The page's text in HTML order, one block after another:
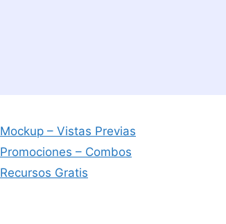
Mockup – Vistas Previas
Promociones – Combos
Recursos Gratis